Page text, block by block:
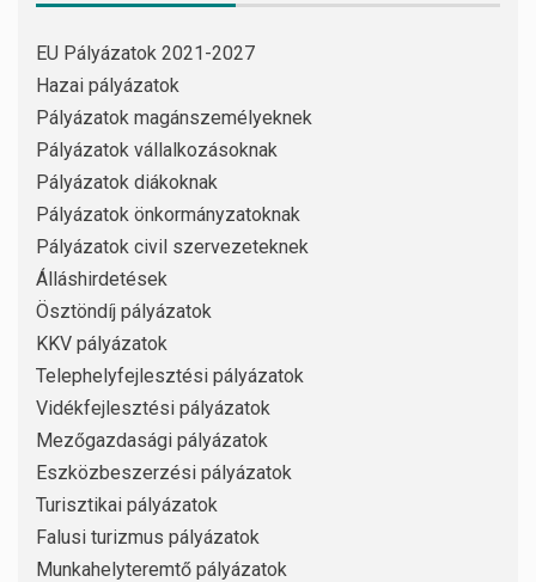
EU Pályázatok 2021-2027
Hazai pályázatok
Pályázatok magánszemélyeknek
Pályázatok vállalkozásoknak
Pályázatok diákoknak
Pályázatok önkormányzatoknak
Pályázatok civil szervezeteknek
Álláshirdetések
Ösztöndíj pályázatok
KKV pályázatok
Telephelyfejlesztési pályázatok
Vidékfejlesztési pályázatok
Mezőgazdasági pályázatok
Eszközbeszerzési pályázatok
Turisztikai pályázatok
Falusi turizmus pályázatok
Munkahelyteremtő pályázatok